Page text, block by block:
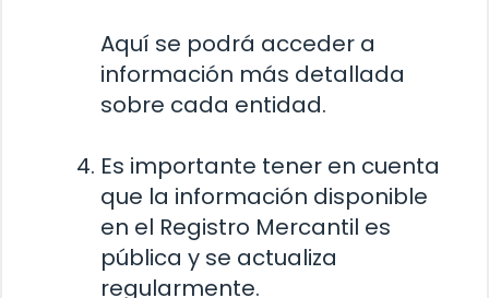
Aquí se podrá acceder a
información más detallada
sobre cada entidad.
Es importante tener en cuenta
que la información disponible
en el Registro Mercantil es
pública y se actualiza
regularmente.